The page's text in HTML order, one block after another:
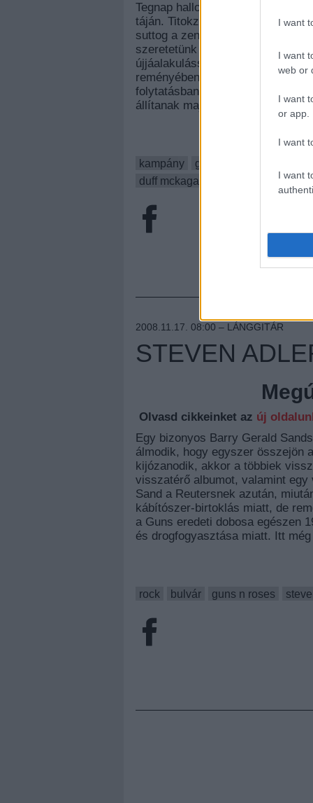
I want
I want
web or
I want
or app.
I want
I want
Tegnap hallottuk a hírt, hogy
táján. Titokzatos twitteres
suttog a zenei sajtó. Mi, a
szeretetünk mellett nyíltan
újjáalakulással kapcsolatban.
reményében, hogy meg tudjuk
folytatásban rengeteg érvet
állítanak majd.
kampány
guns n roses
duff mckagan
matt
2008.11.17. 08:00 – LÁNGGITÁR
STEVEN
Olvasd cikkeinket az új
Egy bizonyos Barry Gerald
álmodik, hogy egyszer összejön
kijózanodik, akkor a többiek
visszatérő albumot, valamint egy
Sand a Reutersnek azután,
kábítószer-birtoklás miatt, de
a Guns eredeti dobosa egészen
és drogfogyasztása miatt. Itt
rock
bulvár guns n roses